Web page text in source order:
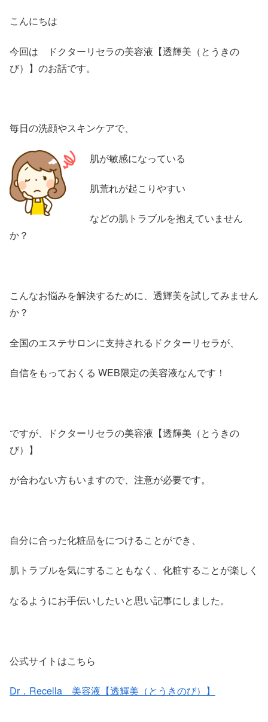
こんにちは
今回は ドクターリセラの美容液【透輝美（とうきの
び）】のお話です。
毎日の洗顔やスキンケアで、
肌が敏感になっている
肌荒れが起こりやすい
などの肌トラブルを抱えていません
か？
こんなお悩みを解決するために、透輝美を試してみません
か？
全国のエステサロンに支持されるドクターリセラが、
自信をもっておくる WEB限定の美容液なんです！
ですが、ドクターリセラの美容液【透輝美（とうきの
び）】
が合わない方もいますので、注意が必要です。
自分に合った化粧品をにつけることができ、
肌トラブルを気にすることもなく、化粧することが楽しく
なるようにお手伝いしたいと思い記事にしました。
公式サイトはこちら
Dr．Recella 美容液【透輝美（とうきのび）】